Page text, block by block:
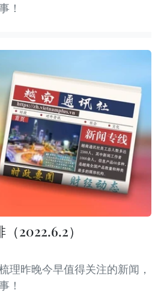
！
2022.6.2）
理昨晚今早值得关注的新闻，
！